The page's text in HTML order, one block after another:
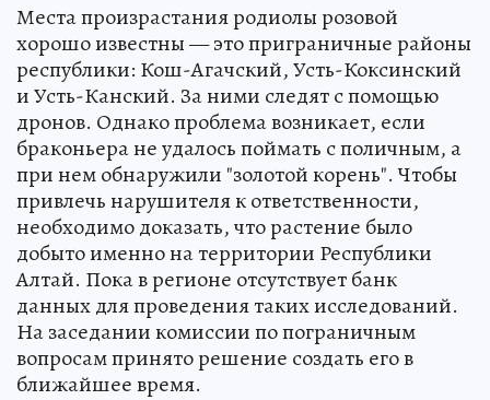
Места произрастания родиолы розовой
хорошо известны — это приграничные районы
республики: Кош-Агачский, Усть-Коксинский
и Усть-Канский. За ними следят с помощью
дронов. Однако проблема возникает, если
браконьера не удалось поймать с поличным, а
при нем обнаружили "золотой корень". Чтобы
привлечь нарушителя к ответственности,
необходимо доказать, что растение было
добыто именно на территории Республики
Алтай. Пока в регионе отсутствует банк
данных для проведения таких исследований.
На заседании комиссии по пограничным
вопросам принято решение создать его в
ближайшее время.